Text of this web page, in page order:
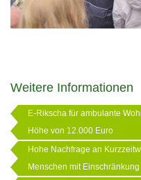
Weitere Informationen
E-Rikscha für ambulante
Höhe von 12.000 Euro
Hohe Nachfrage an
Menschen mit Einschränkung